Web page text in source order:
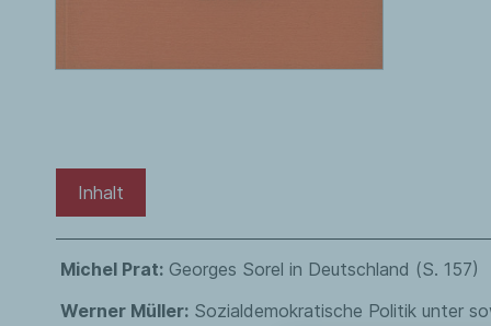
Inhalt
Michel Prat: Georges Sorel in Deutschland (S. 157)
Werner Müller: Sozialdemokratische Politik unter